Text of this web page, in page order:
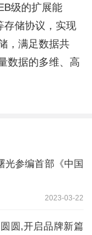
级的扩展能
存储协议，实现
，满足数据共
数据的多维、高
光参编首部《中国
2023-03-22
圆,开启品牌新篇